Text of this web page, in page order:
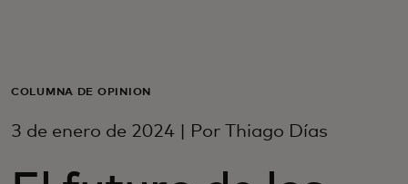
Para empresas
COLUMNA DE OPINIÓN
3 de enero de 2024 | Por Thiago Días